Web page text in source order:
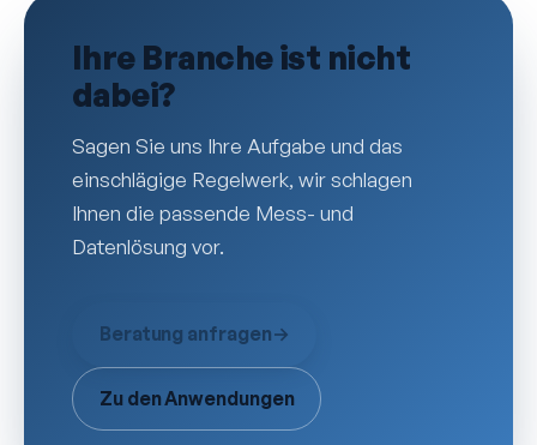
Ihre Branche ist nicht
dabei?
Sagen Sie uns Ihre Aufgabe und das
einschlägige Regelwerk, wir schlagen
Ihnen die passende Mess- und
Datenlösung vor.
Beratung anfragen→
Zu den Anwendungen